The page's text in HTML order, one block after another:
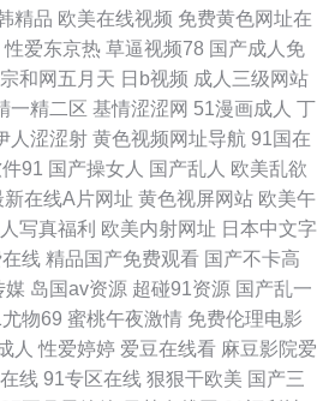
荐 91传媒免费网站 狼人香蕉影院 91抖阴快
生的人属啥子 男人WWW天堂COM 91蝌蚪
利色 久草在线网 91久久欧美极品 海角社区
老湿机18禁 91黑丝美女在线诱惑观看 日本
一页 老司机av电影 91老司机色色 人妻的诱
91小巨 日本加勒比A网 成人精品日韩精品
看片 91男女袁什么吗 男人天堂1999 91碰碰
精品 欧美在线视频 免费黄色网址在
性爱东京热 草逼视频78 国产成人免
宗和网五月天 日b视频 成人三级网站
一精二区 基情涩涩网 51漫画成人 丁
人涩涩射 黄色视频网址导航 91国在
91 国产操女人 国产乱人 欧美乱欲
新在线A片网址 黄色视屏网站 欧美午
写真福利 欧美内射网址 日本中文字
线 精品国产免费观看 国产不卡高
媒 岛国av资源 超碰91资源 国产乱一
物69 蜜桃午夜激情 免费伦理电影
人 性爱婷婷 爱豆在线看 麻豆影院爱
线 91专区在线 狠狠干欧美 国产三